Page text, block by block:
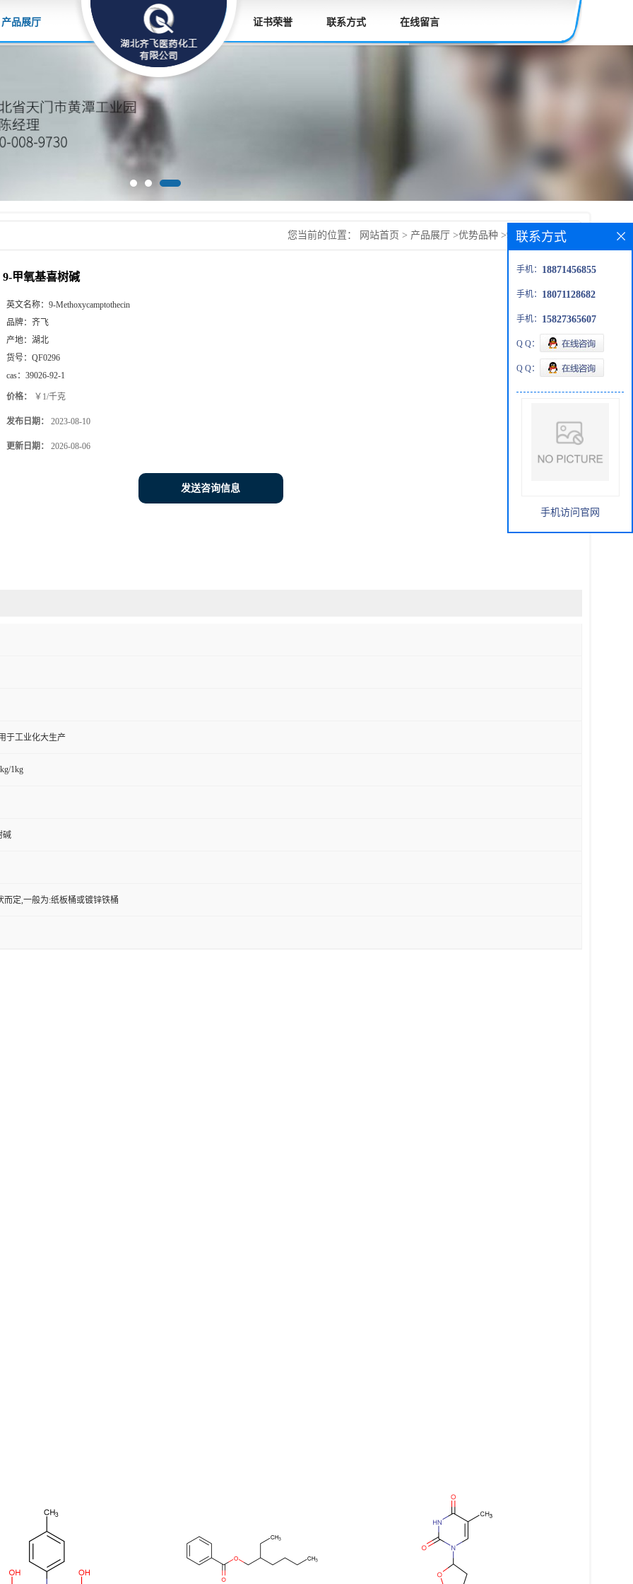
产品展厅 证书荣誉 联系方式 在线留言
您当前的位置： 网站首页 > 产品展厅 >优势品种 >9-甲氧基喜树碱
9-甲氧基喜树碱
英文名称： 9-Methoxycamptothecin
品牌： 齐飞
产地： 湖北
货号： QF0296
cas： 39026-92-1
价格： ￥1/千克
发布日期： 2023-08-10
更新日期： 2026-08-06
发送咨询信息
于工业化大生产
1kg
碱
而定,一般为:纸板桶或镀锌铁桶
联系方式
手机： 18871456855
手机： 18071128682
手机： 15827365607
Q Q：
Q Q：
手机访问官网